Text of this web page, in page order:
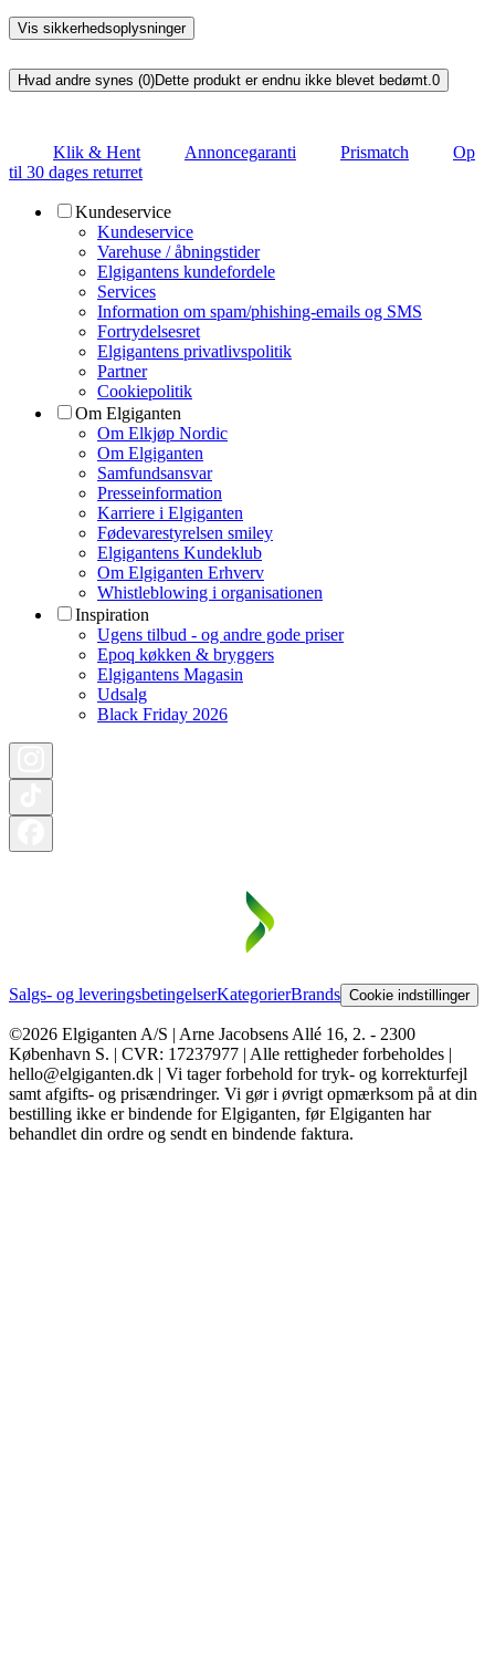
Vis sikkerhedsoplysninger
Hvad andre synes (0)Dette produkt er endnu ikke blevet bedømt.0
Klik & Hent Annoncegaranti Prismatch
Op
til 30 dages returret
Kundeservice
Kundeservice
Varehuse / åbningstider
Elgigantens kundefordele
Services
Information om spam/phishing-emails og SMS
Fortrydelsesret
Elgigantens privatlivspolitik
Partner
Cookiepolitik
Om Elgiganten
Om Elkjøp Nordic
Om Elgiganten
Samfundsansvar
Presseinformation
Karriere i Elgiganten
Fødevarestyrelsen smiley
Elgigantens Kundeklub
Om Elgiganten Erhverv
Whistleblowing i organisationen
Inspiration
Ugens tilbud - og andre gode priser
Epoq køkken & bryggers
Elgigantens Magasin
Udsalg
Black Friday 2026
Salgs- og leveringsbetingelserKategorierBrands Cookie indstillinger
©2026 Elgiganten A/S | Arne Jacobsens Allé 16, 2. - 2300
København S. | CVR: 17237977 | Alle rettigheder forbeholdes |
hello@elgiganten.dk | Vi tager forbehold for tryk- og korrekturfejl
samt afgifts- og prisændringer. Vi gør i øvrigt opmærksom på at din
bestilling ikke er bindende for Elgiganten, før Elgiganten har
behandlet din ordre og sendt en bindende faktura.